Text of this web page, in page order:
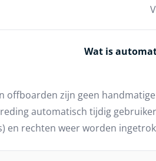
Wat is
offboarden zijn geen
automatisch tijdig
en rechten weer worden